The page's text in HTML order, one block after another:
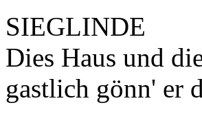
SIEGLINDE
Dies Haus und
gastlich gönn' er